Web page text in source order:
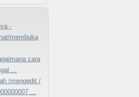
-
membuka
cara
...
/mengedit /
...